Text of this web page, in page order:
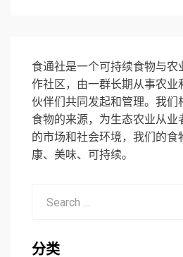
食通社是一个可持续食物与农
作社区，由一群长期从事农业
伙伴们共同发起和管理。我们
食物的来源，为生态农业从业
的市场和社会环境，我们的食
康、美味、可持续。
分类